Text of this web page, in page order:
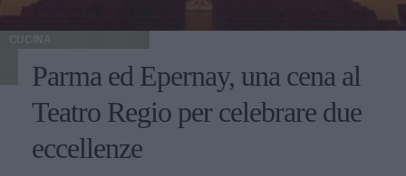
CUCINA
Parma ed Epernay, una cena al
Teatro Regio per celebrare due
eccellenze